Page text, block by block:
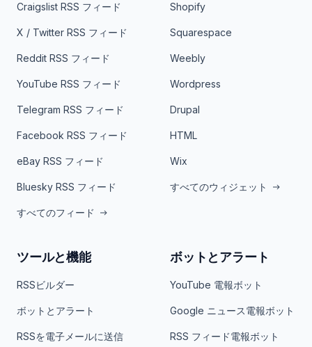
Craigslist RSS フィード
X / Twitter RSS フィード
Reddit RSS フィード
YouTube RSS フィード
Telegram RSS フィード
Facebook RSS フィード
eBay RSS フィード
Bluesky RSS フィード
すべてのフィード
Shopify
Squarespace
Weebly
Wordpress
Drupal
HTML
Wix
すべてのウィジェット
ツールと機能
RSSビルダー
ボットとアラート
RSSを電子メールに送信
ボットとアラート
YouTube 電報ボット
Google ニュース電報ボット
RSS フィード電報ボット